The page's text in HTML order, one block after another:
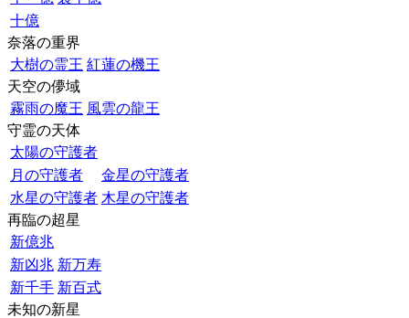
十億
奈落の重界
大樹の霊王 紅蓮の機王
天空の儚域
霧雨の魔王 風雲の龍王
守霊の天体
太陽の守護者
月の守護者
金星の守護者
水星の守護者 木星の守護者
再臨の超星
新億兆
新凶兆 新万寿
新千手 新百式
未知の新星